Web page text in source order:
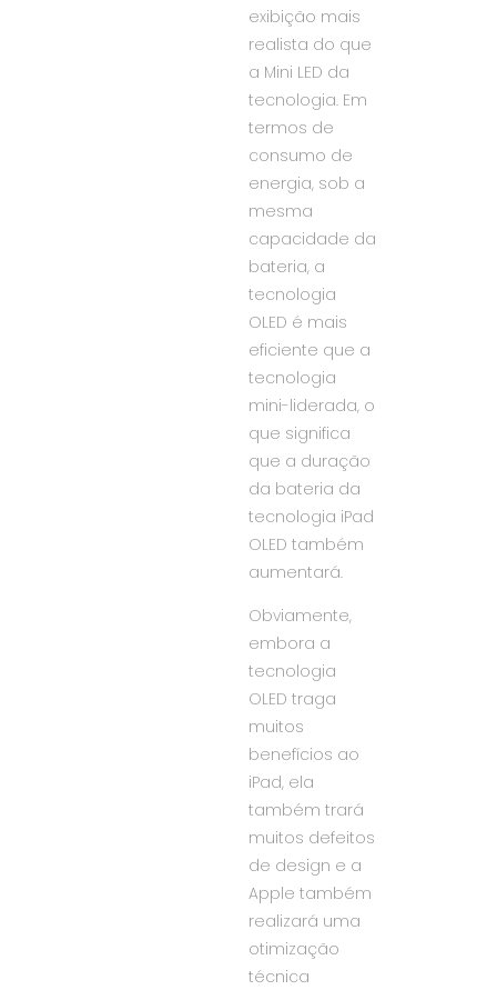
exibição mais
realista do que
a Mini LED da
tecnologia. Em
termos de
consumo de
energia, sob a
mesma
capacidade da
bateria, a
tecnologia
OLED é mais
eficiente que a
tecnologia
mini-liderada, o
que significa
que a duração
da bateria da
tecnologia iPad
OLED também
aumentará.
Obviamente,
embora a
tecnologia
OLED traga
muitos
benefícios ao
iPad, ela
também trará
muitos defeitos
de design e a
Apple também
realizará uma
otimização
técnica